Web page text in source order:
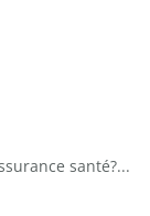
santé?...